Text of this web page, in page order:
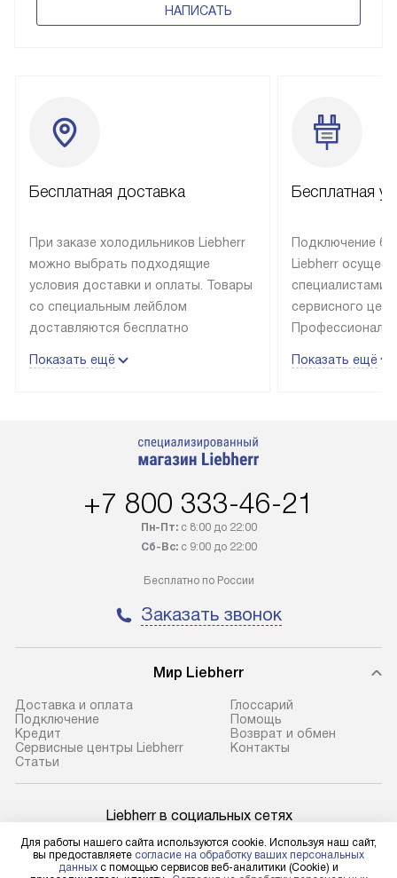
НАПИСАТЬ
Бесплатная доставка
При заказе холодильников Liebherr
можно выбрать подходящие
условия доставки и оплаты. Товары
со специальным лейблом
доставляются бесплатно
до подъезда, выезд за МКАД
в течение трех дней. Доставка
регионы осуществляется через
транспортную компанию. После
100% предоплаты наша компания
до представительства
транспортной компании в городе
Москва. Пожалуйста, уточняйте
условия доставки у менеджера при
В оговоренный день служба
доставки доставит упакованный
прибор до подъезда. Если
требуется переместить прибор
установки, пожалуйста,
с менеджером. За данную услугу
взимается дополнительная плата.
Показать ещё
Бесплатная
Подключение
Liebherr
специалистами
сервисного
эксплуатации
Стоимость
возможные
предполагают
установленной
наличие крана.
упаковки и
креплений, при
Показать ещё
+7 800 333-46-21
Пн-Пт:с 8:00 до 22:00
Сб-Вс:с 9:00 до 22:00
Бесплатно по России
Заказать звонок
Мир Liebherr
Доставка и оплата
Подключение
Кредит
Сервисные центры Liebherr
Cтатьи
Глоссарий
Помощь
Возврат и обмен
Контакты
Liebherr в социальных сетях
Для работы нашего сайта используются cookie. Используя наш сайт,
вы предоставляете согласие на обработку ваших персональных
данных с помощью сервисов веб-аналитики (Cookie) и